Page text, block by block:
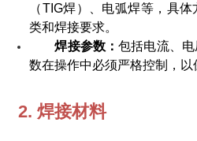
（TIG焊）、电弧焊等，具
类和焊接要求。
焊接参数：包括电流、
数在操作中必须严格控制，以
2. 焊接材料